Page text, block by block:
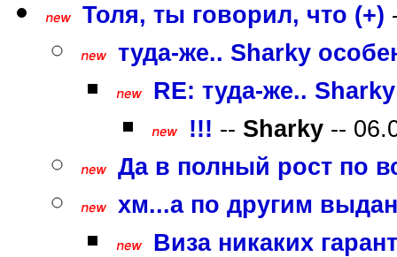
Толя, ты говорил, что (+)
туда-же.. Sharky
RE: туда-же..
!!! -- Sharky --
Да в полный рост по
хм...а по другим
Виза никаких